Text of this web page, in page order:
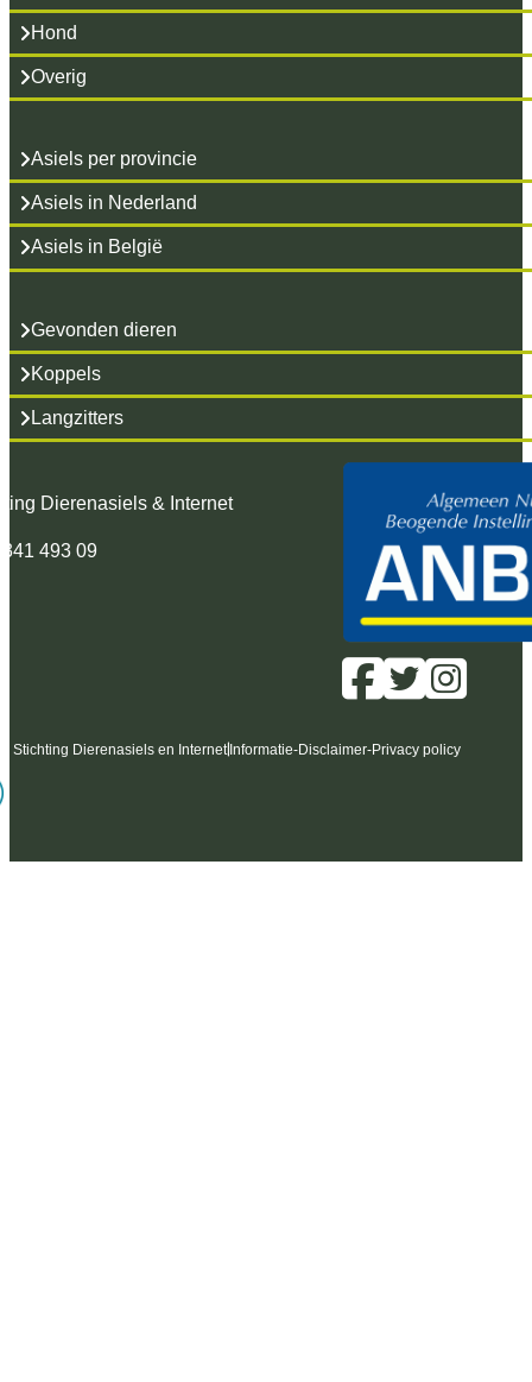
Hond
Overig
Asiels per provincie
Asiels in Nederland
Asiels in België
Gevonden dieren
Koppels
Langzitters
Dierenasiels & Internet
493 09
Stichting Dierenasiels en Internet Informatie-Disclaimer-Privacy policy